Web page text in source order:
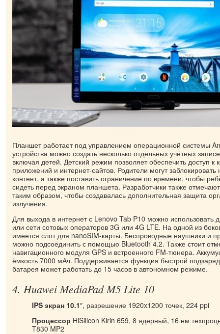
Планшет работает под управлением операционной системы
устройства можно создать несколько отдельных учётных
включая детей. Детский режим позволяет обеспечить доступ к
приложений и интернет-сайтов. Родители могут
контент, а также поставить ограничение по времени, чтобы
сидеть перед экраном планшета. Разработчики также
таким образом, чтобы создавалась дополнительная защита
излучения.
Для выхода в интернет с Lenovo Tab P10 можно использовать
или сети сотовых операторов 3G или 4G LTE. На одной из
имеется слот для nanoSIM-карты. Беспроводные наушники и
можно подсоединить с помощью Bluetooth 4.2. Также стоит
навигационного модуля GPS и встроенного FM-тюнера.
ёмкость 7000 мАч. Поддерживается функция быстрой
батарея может работать до 15 часов в автономном режиме.
4. Huawei MediaPad M5 Lite 10
IPS экран 10.1″, разрешение 1920x1200 точек, 224 ppi
Процессор HiSilicon Kirin 659, 8 ядерный, 16 нм
T830 MP2